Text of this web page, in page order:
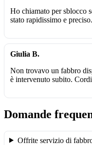
Ho chiamato per sblocco
stato rapidissimo e
Giulia B.
Non trovavo un fabbro
è intervenuto subito.
Domande
Offrite servizio di